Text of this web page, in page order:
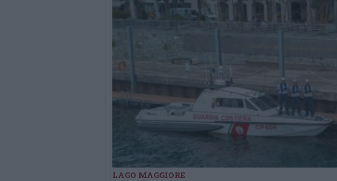
LAGO MAGGIORE